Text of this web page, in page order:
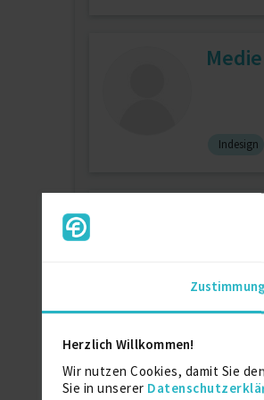
Zustimmung
Herzlich Willkommen!
Wir nutzen Cookies, damit Sie
Sie in unserer
Indesign